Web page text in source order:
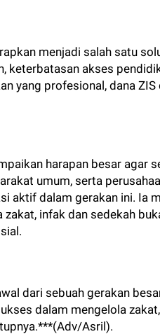
menjadi salah satu
keterbatasan akses
yang profesional, dana
harapan besar agar
umum, serta
aktif dalam gerakan ini. Ia
infak dan sedekah
dari sebuah gerakan
dalam mengelola
Asril).